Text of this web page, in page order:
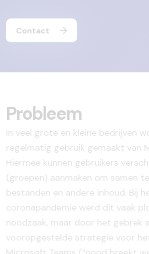
Contact
Probleem
In veel grote en kleine bedrijven
regelmatig gebruik gemaakt van
Hiermee kunnen gebruikers
(groepen) aanmaken om samen
bestanden en andere inhoud. Bij
coronapandemie werd dit vaak
noodzaak, maar door het gebrek
vooropgestelde strategie voor